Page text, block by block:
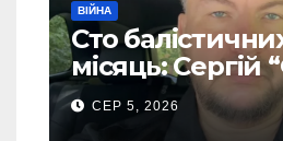
ВІЙНА
Сто
місяць: Сергій
закликав
готуватися до
СЕР 5, 2026